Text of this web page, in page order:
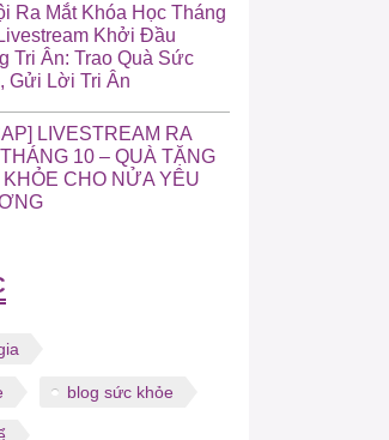
Ra Mắt Khóa Học Tháng
Khởi Đầu
Tri Ân: Trao Quà Sức
Gửi Lời Tri Ân
LIVESTREAM RA
10 – QUÀ TẶNG
CHO NỬA YÊU
blog sức khỏe